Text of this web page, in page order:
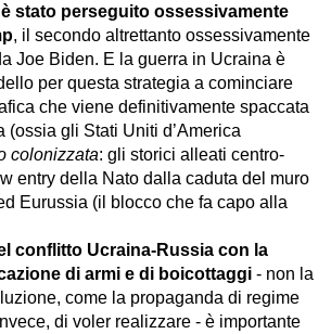
è stato perseguito ossessivamente
, il secondo altrettanto ossessivamente
Joe Biden. E la guerra in Ucraina è
per questa strategia a cominciare
che viene definitivamente spaccata
(ossia gli Stati Uniti d’America
colonizzata: gli storici alleati centro-
entry della Nato dalla caduta del muro
Eurussia (il blocco che fa capo alla
conflitto Ucraina-Russia con la
di armi e di boicottaggi - non la
come la propaganda di regime
di voler realizzare - è importante